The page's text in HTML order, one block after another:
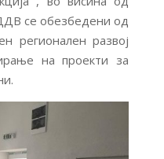
се обезбедени од
регионален развој
на проекти за